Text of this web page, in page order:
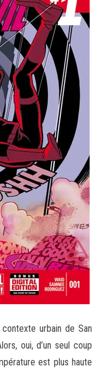
urbain de San
oui, d’un seul coup
est plus haute